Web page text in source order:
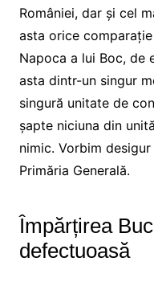
României, dar și cel
asta orice
Napoca a lui Boc, de
asta dintr-un singur
singură unitate de
șapte niciuna din
nimic. Vorbim
Primăria Generală.
Împărțirea
defectuoasă